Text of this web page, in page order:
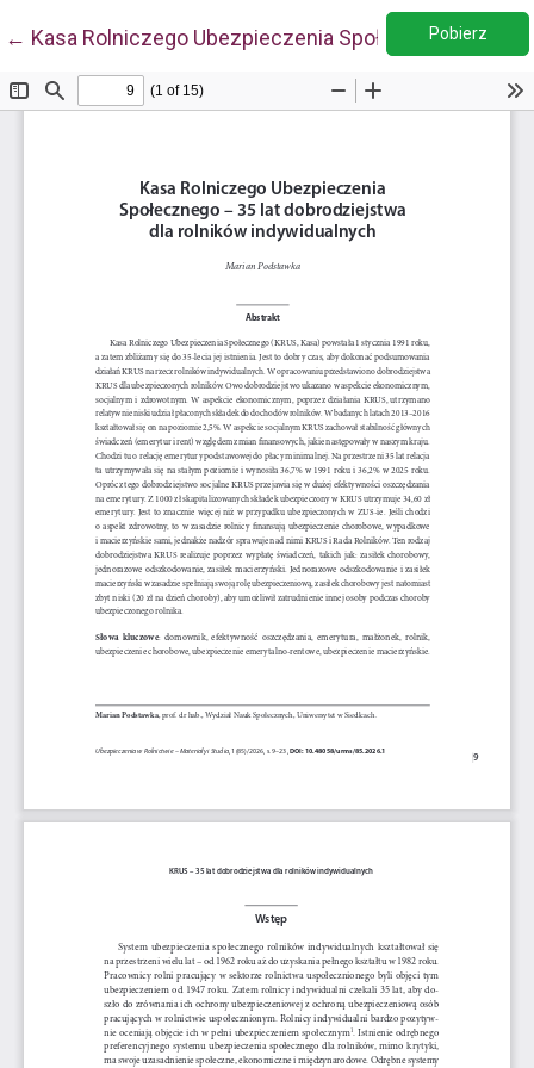
← Wróć do szczegółów artykułu
Kasa Rolniczego Ubezpieczenia Społecznego – 35
Pobierz